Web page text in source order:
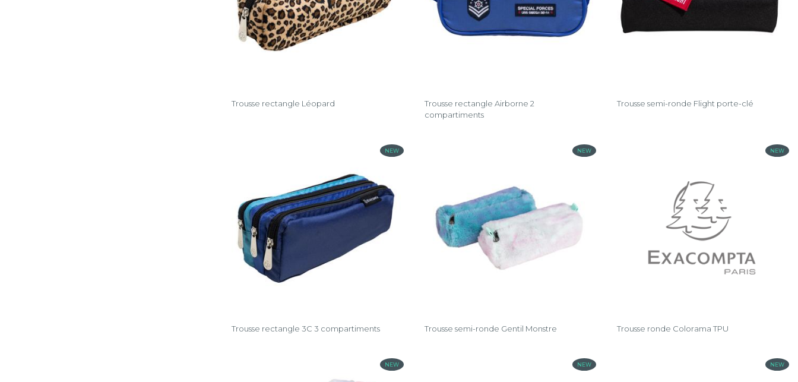
Trousse rectangle Léopard
Trousse rectangle Airborne 2
compartiments
Trousse semi-ronde Flight porte-clé
NEW
Trousse rectangle 3C 3 compartiments
NEW
Trousse semi-ronde Gentil Monstre
NEW
Trousse ronde Colorama TPU
NEW NEW NEW